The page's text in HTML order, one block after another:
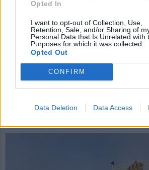
Opted In
I want to opt-out of Collection, Use,
Retention, Sale, and/or Sharing of
Personal Data that Is Unrelated with
Purposes for which it was collected.
Opted Out
CONFIRM
Data Deletion Data Access
Slåss polisen mot
väderkvarnar?
Med jämna mellanrum framträder
justitieministern och
i media för att berätta om hur
det dags igen.